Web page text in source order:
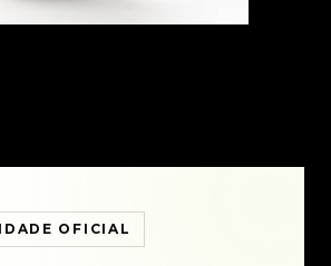
OFICIAL